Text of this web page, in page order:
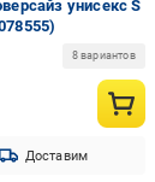
унисекс S
8 вариантов
Доставим